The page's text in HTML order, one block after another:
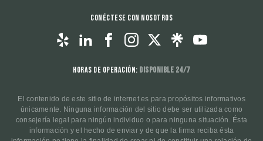
Conéctese con nosotros
Horas de operación: Disponible 24/7
El contenido de este sitio de internet es para propósitos informativos
únicamente. Ninguna información del sitio debe ser utilizada como
consejería legal para ningún individuo o para ninguna situación. Ésta
información y el hecho de enviar y de que la firma reciba ésta